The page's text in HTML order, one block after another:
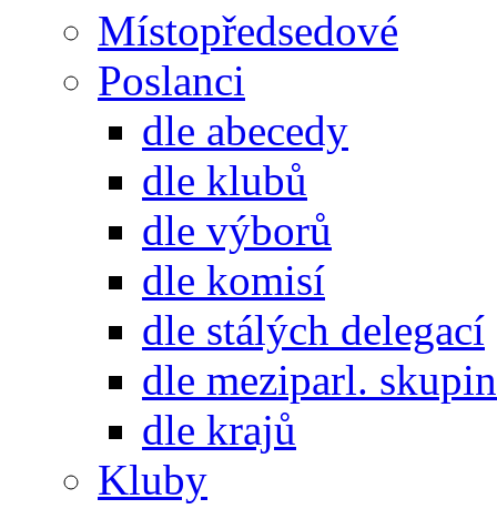
Místopředsedové
Poslanci
dle abecedy
dle klubů
dle výborů
dle komisí
dle stálých delegací
dle meziparl. skupin
dle krajů
Kluby